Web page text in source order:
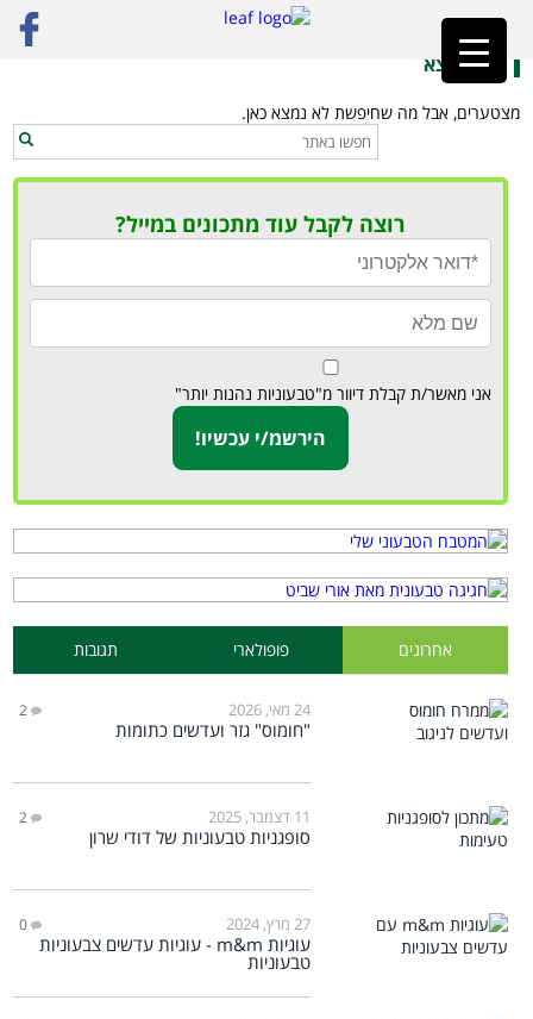
ראשי»טאקו טבעוני
לא נמצא
מצטערים, אבל מה שחיפשת לא נמצא כאן.
רוצה לקבל עוד מתכונים במייל?
אני מאשר/ת קבלת דיוור מ"טבעוניות נהנות יותר"
אחרונים פופולארי תגובות
24 מאי, 2026 2
"חומוס" גזר ועדשים כתומות
11 דצמבר, 2025 2
סופגניות טבעוניות של דודי שרון
27 מרץ, 2024 0
עוגיות m&m - עוגיות עדשים צבעוניות
טבעוניות